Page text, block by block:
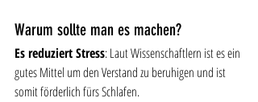
Warum sollte man es machen?
Es reduziert Stress: Laut Wissenschaftlern ist es ein
gutes Mittel um den Verstand zu beruhigen und ist
somit förderlich fürs Schlafen.